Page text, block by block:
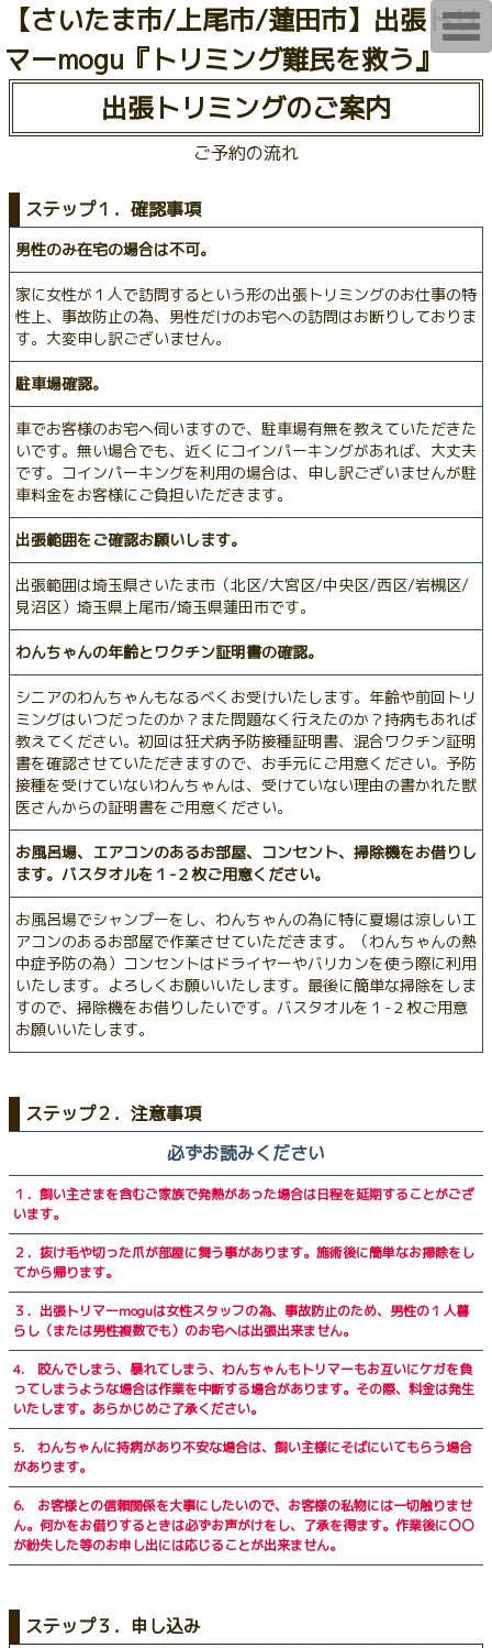
【さいたま市/上尾市/蓮田市】出張トリ
マーmogu『トリミング難民を救う』
出張トリミングのご案内
ご予約の流れ
ステップ１．確認事項
男性のみ在宅の場合は不可。
家に女性が１人で訪問するという形の出張トリミングのお仕事の特
性上、事故防止の為、男性だけのお宅への訪問はお断りしておりま
す。大変申し訳ございません。
駐車場確認。
車でお客様のお宅へ伺いますので、駐車場有無を教えていただきた
いです。無い場合でも、近くにコインパーキングがあれば、大丈夫
です。コインパーキングを利用の場合は、申し訳ございませんが駐
車料金をお客様にご負担いただきます。
出張範囲をご確認お願いします。
出張範囲は埼玉県さいたま市（北区/大宮区/中央区/西区/岩槻区/
見沼区）埼玉県上尾市/埼玉県蓮田市です。
わんちゃんの年齢とワクチン証明書の確認。
シニアのわんちゃんもなるべくお受けいたします。年齢や前回トリ
ミングはいつだったのか？また問題なく行えたのか？持病もあれば
教えてください。初回は狂犬病予防接種証明書、混合ワクチン証明
書を確認させていただきますので、お手元にご用意ください。予防
接種を受けていないわんちゃんは、受けていない理由の書かれた獣
医さんからの証明書をご用意ください。
お風呂場、エアコンのあるお部屋、コンセント、掃除機をお借りし
ます。バスタオルを１-２枚ご用意ください。
お風呂場でシャンプーをし、わんちゃんの為に特に夏場は涼しいエ
アコンのあるお部屋で作業させていただきます。（わんちゃんの熱
中症予防の為）コンセントはドライヤーやバリカンを使う際に利用
いたします。よろしくお願いいたします。最後に簡単な掃除をしま
すので、掃除機をお借りしたいです。バスタオルを１-２枚ご用意
お願いいたします。
ステップ２．注意事項
必ずお読みください
１．飼い主さまを含むご家族で発熱があった場合は日程を延期することがござ
います。
２．抜け毛や切った爪が部屋に舞う事があります。施術後に簡単なお掃除をし
てから帰ります。
３．出張トリマーmoguは女性スタッフの為、事故防止のため、男性の１人暮
らし（または男性複数でも）のお宅へは出張出来ません。
4. 咬んでしまう、暴れてしまう、わんちゃんもトリマーもお互いにケガを負
ってしまうような場合は作業を中断する場合があります。その際、料金は発生
いたします。あらかじめご了承ください。
5. わんちゃんに持病があり不安な場合は、飼い主様にそばにいてもらう場合
があります。
6. お客様との信頼関係を大事にしたいので、お客様の私物には一切触りませ
ん。何かをお借りするときは必ずお声がけをし、了承を得ます。作業後に〇〇
が紛失した等のお申し出には応じることが出来ません。
ステップ３．申し込み
T
o
g
l
a